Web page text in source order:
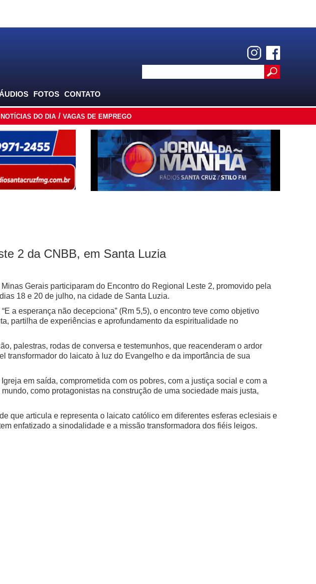
FOTOS CONTATO
NOTÍCIAS DO DIA VAGAS DE EMPREGO
2 da CNBB, em Santa Luzia
Gerais participaram do Encontro do Regional Leste 2, promovido pela
18 e 20 de julho, na cidade de Santa Luzia.
a esperança não decepciona” (Rm 5,5), o encontro teve como objetivo
partilha de experiências e aprofundamento da espiritualidade no
palestras, rodas de conversa e testemunhos, que reacenderam o ardor
transformador do laicato à luz do Evangelho e da importância de sua
em saída, comprometida com os pobres, com a justiça social e com a
como protagonistas na construção de uma sociedade mais justa,
que articula e representa o laicato católico em diferentes esferas eclesiais e
enfatizado a sinodalidade e a missão transformadora dos fiéis leigos.